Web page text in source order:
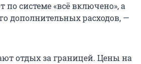
по системе «всё включено», а
дополнительных расходов, —
отдых за границей. Цены на